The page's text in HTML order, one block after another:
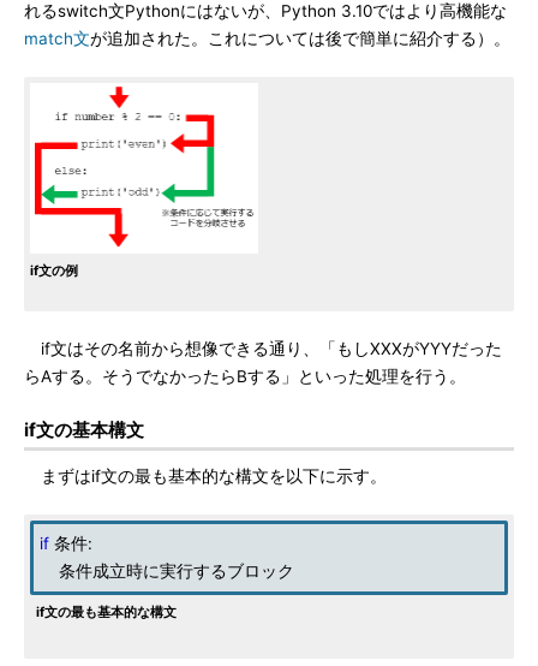
れるswitch文Pythonにはないが、Python 3.10ではより高機能な
match文が追加された。これについては後で簡単に紹介する）。
if文の例
if文はその名前から想像できる通り、「もしXXXがYYYだった
らAする。そうでなかったらBする」といった処理を行う。
if文の基本構文
まずはif文の最も基本的な構文を以下に示す。
if 条件:
条件成立時に実行するブロック
if文の最も基本的な構文